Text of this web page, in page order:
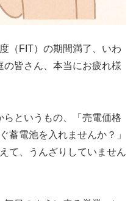
（FIT）の期間満了、いわ
皆さん、本当にお疲れ様
というもの、「売電価格
蓄電池を入れませんか？」
て、うんざりしていません